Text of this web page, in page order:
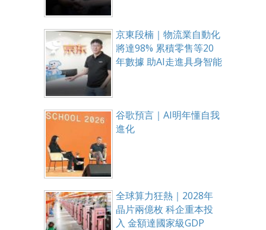
京東段楠｜物流業自動化
將達98% 累積零售等20
年數據 助AI走進具身智能
谷歌預言｜AI明年懂自我
進化
全球算力狂熱｜2028年
晶片兩億枚 科企重本投
入 金額達國家級GDP